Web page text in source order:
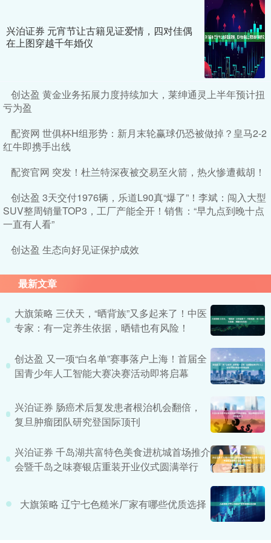
兴泊证券 元宵节让古籍见证爱情，四对佳偶
在上图穿越千年婚仪
创达盈 黄金业务拓展力度持续加大，莱绅通灵上半年预计扭
亏为盈
配资网 世俱杯H组形势：新月末轮赢球仍恐被做掉？皇马2-2
红牛即携手出线
配资官网 突发！杜兰特深夜被交易至火箭，热火惨遭截胡！
创达盈 3天交付1976辆，乐道L90真“爆了”！李斌：闯入大型
SUV整周销量TOP3，工厂产能全开！销售：“早九点到晚十点
一直有人看”
创达盈 生态向好见证保护成效
最新文章
大旗策略 三伏天，“晒背族”又多起来了！中医
专家：有一定养生依据，晒错也有风险！
创达盈 又一项“白名单”赛事落户上海！首届全
国青少年人工智能大赛决赛活动即将启幕
兴泊证券 肠癌术后复发患者根治机会翻倍，
复旦肿瘤团队研究登国际顶刊
兴泊证券 千岛湖共富特色美食进杭城首场推介
会暨千岛之味赛银店重装开业仪式圆满举行
大旗策略 辽宁七色糙米厂家有哪些优质选择